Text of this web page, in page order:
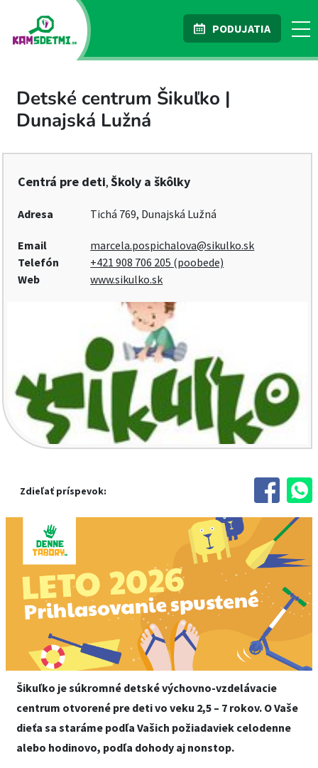
PODUJATIA
Detské centrum Šikuľko |
Dunajská Lužná
Centrá pre deti, Školy a škôlky
Adresa Tichá 769, Dunajská Lužná
Email
marcela.pospichalova@sikulko.sk
Telefón
+421 908 706 205 (poobede)
Web
www.sikulko.sk
Zdieľať príspevok:
Šikuľko je súkromné detské výchovno-vzdelávacie
centrum otvorené pre deti vo veku 2,5 – 7 rokov. O Vaše
dieťa sa staráme podľa Vašich požiadaviek celodenne
alebo hodinovo, podľa dohody aj nonstop.